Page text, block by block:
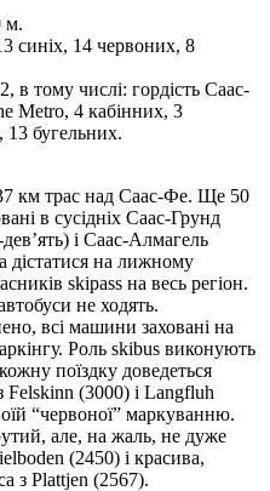
м.
синіх, 14 червоних, 8
в тому числі: гордість Саас-
Metro, 4 кабінних, 3
13 бугельних.
км трас над Саас-Фе. Ще 50
в сусідніх Саас-Грунд
і Саас-Алмагель
дістатися на лижному
skipass на весь регіон.
не ходять.
всі машини заховані на
Роль skibus виконують
поїздку доведеться
Felskinn (3000) і Langfluh
“червоної” маркуванню.
але, на жаль, не дуже
(2450) і красива,
з Plattjen (2567).